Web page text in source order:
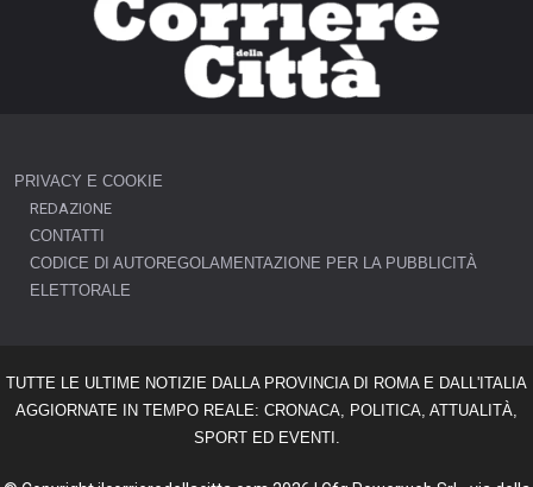
PRIVACY E COOKIE
REDAZIONE
CONTATTI
CODICE DI AUTOREGOLAMENTAZIONE PER LA PUBBLICITÀ
ELETTORALE
TUTTE LE ULTIME NOTIZIE DALLA PROVINCIA DI ROMA E DALL'ITALIA
AGGIORNATE IN TEMPO REALE: CRONACA, POLITICA, ATTUALITÀ,
SPORT ED EVENTI.